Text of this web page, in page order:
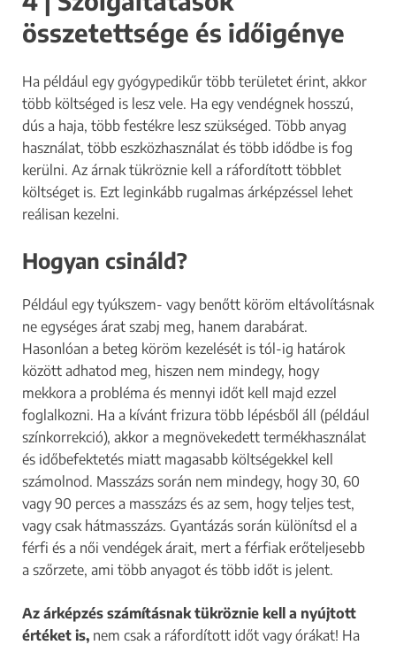
összetettsége és időigénye
Ha például egy gyógypedikűr több területet érint, akkor
több költséged is lesz vele. Ha egy vendégnek hosszú,
dús a haja, több festékre lesz szükséged. Több anyag
használat, több eszközhasználat és több idődbe is fog
kerülni. Az árnak tükröznie kell a ráfordított többlet
költséget is. Ezt leginkább rugalmas árképzéssel lehet
reálisan kezelni.
Hogyan csináld?
Például egy tyúkszem- vagy benőtt köröm eltávolításnak
ne egységes árat szabj meg, hanem darabárat.
Hasonlóan a beteg köröm kezelését is tól-ig határok
között adhatod meg, hiszen nem mindegy, hogy
mekkora a probléma és mennyi időt kell majd ezzel
foglalkozni. Ha a kívánt frizura több lépésből áll (például
színkorrekció), akkor a megnövekedett termékhasználat
és időbefektetés miatt magasabb költségekkel kell
számolnod. Masszázs során nem mindegy, hogy 30, 60
vagy 90 perces a masszázs és az sem, hogy teljes test,
vagy csak hátmasszázs. Gyantázás során különítsd el a
férfi és a női vendégek árait, mert a férfiak erőteljesebb
a szőrzete, ami több anyagot és több időt is jelent.
Az árképzés számításnak tükröznie kell a nyújtott
értéket is, nem csak a ráfordított időt vagy órákat! Ha